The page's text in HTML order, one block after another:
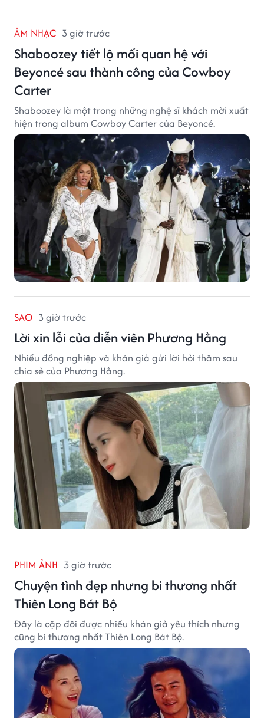
ÂM NHẠC 3 giờ trước
Shaboozey tiết lộ mối quan hệ với
Beyoncé sau thành công của Cowboy
Carter
Shaboozey là một trong những nghệ sĩ khách mời xuất
hiện trong album Cowboy Carter của Beyoncé.
SAO 3 giờ trước
Lời xin lỗi của diễn viên Phương Hằng
Nhiều đồng nghiệp và khán giả gửi lời hỏi thăm sau
chia sẻ của Phương Hằng.
PHIM ẢNH 3 giờ trước
Chuyện tình đẹp nhưng bi thương nhất
Thiên Long Bát Bộ
Đây là cặp đôi được nhiều khán giả yêu thích nhưng
cũng bi thương nhất Thiên Long Bát Bộ.